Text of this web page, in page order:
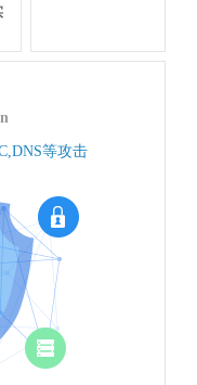
等攻击